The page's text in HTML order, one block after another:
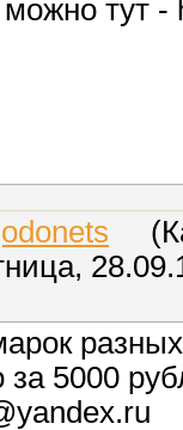
тут -
за 5000